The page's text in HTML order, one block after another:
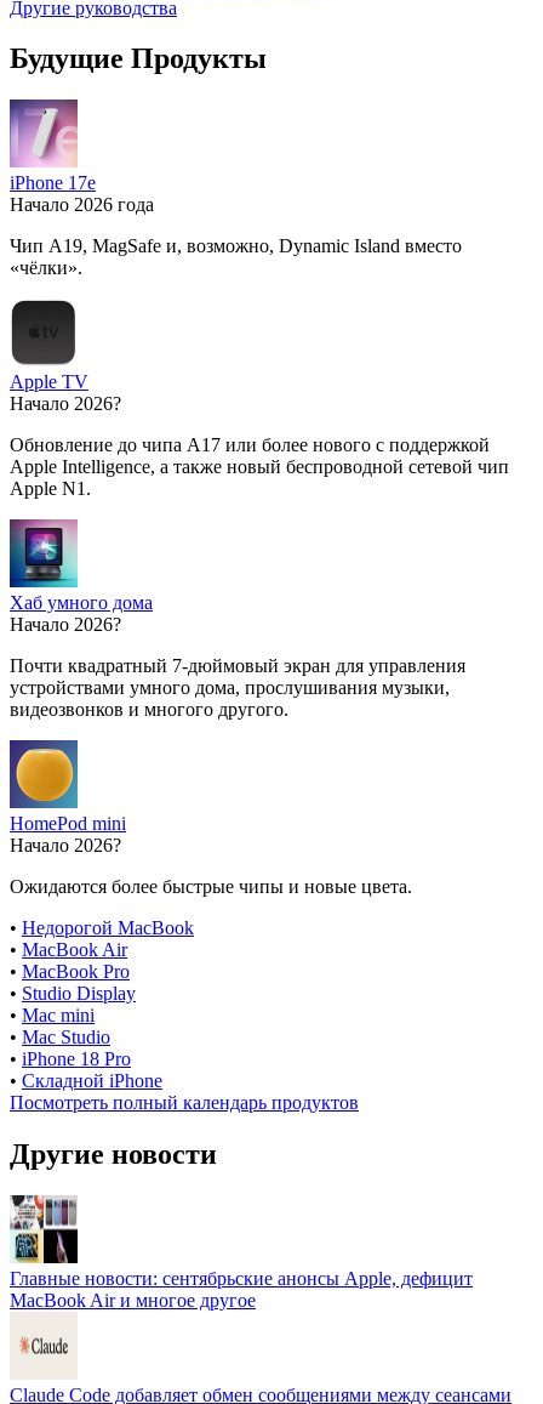
Другие руководства
Будущие Продукты
iPhone 17e
Начало 2026 года
Чип A19, MagSafe и, возможно, Dynamic Island вместо
«чёлки».
Apple TV
Начало 2026?
Обновление до чипа A17 или более нового с поддержкой
Apple Intelligence, а также новый беспроводной сетевой чип
Apple N1.
Хаб умного дома
Начало 2026?
Почти квадратный 7-дюймовый экран для управления
устройствами умного дома, прослушивания музыки,
видеозвонков и многого другого.
HomePod mini
Начало 2026?
Ожидаются более быстрые чипы и новые цвета.
• Недорогой MacBook
• MacBook Air
• MacBook Pro
• Studio Display
• Mac mini
• Mac Studio
• iPhone 18 Pro
• Складной iPhone
Посмотреть полный календарь продуктов
Другие новости
Главные новости: сентябрьские анонсы Apple, дефицит
MacBook Air и многое другое
Claude Code добавляет обмен сообщениями между сеансами